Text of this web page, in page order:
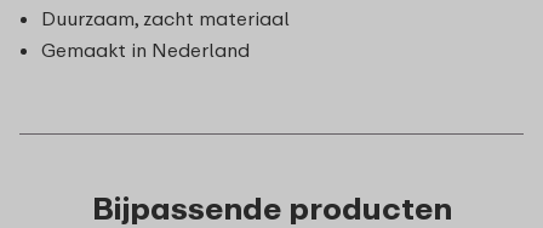
Duurzaam, zacht materiaal
Gemaakt in Nederland
Bijpassende producten